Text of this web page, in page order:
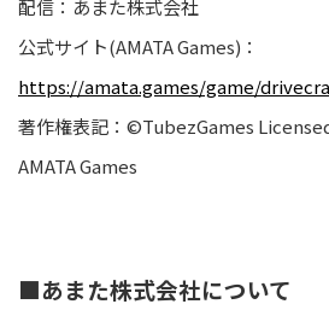
配信：あまた株式会社
公式サイト(AMATA Games)：
https://amata.games/game/
著作権表記：©TubezGames
AMATA Games
■あまた株式会社について